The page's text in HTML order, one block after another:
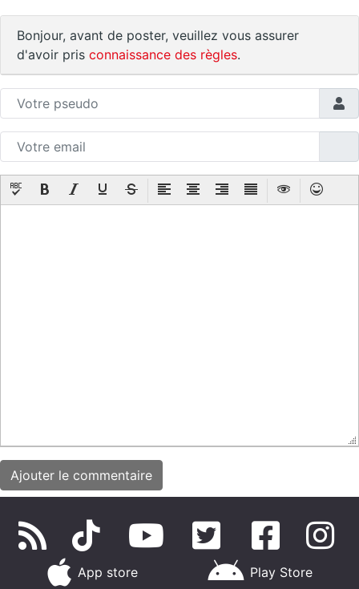
Bonjour, avant de poster, veuillez vous assurer
d'avoir pris connaissance des règles.
App store Play Store